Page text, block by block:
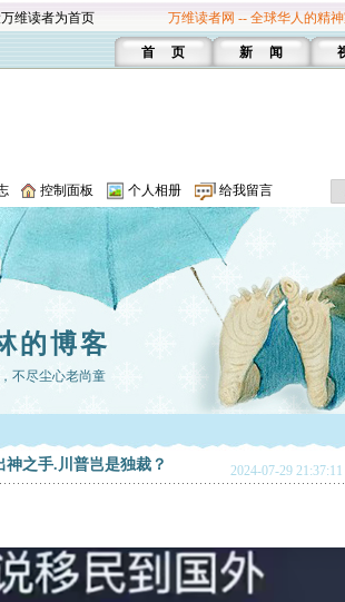
维读者为首页 万维读者网 -- 全球华人的精神
首 页 新 闻
控制面板 个人相册 给我留言
的博客
不尽尘心老尚童
之手.川普岂是独裁？ 2024-07-29 21:37:11